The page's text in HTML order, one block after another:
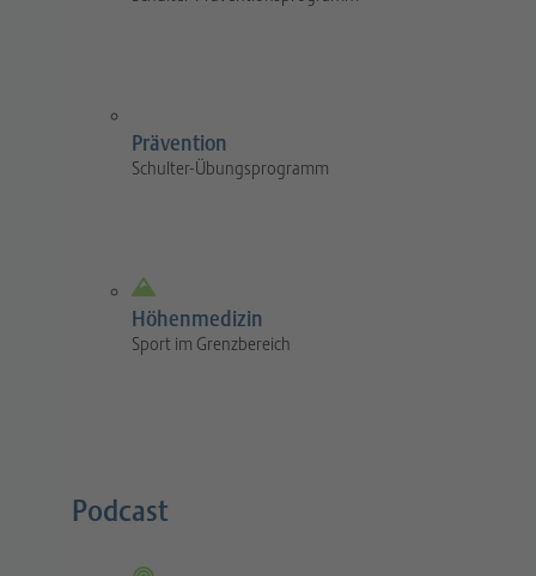
Prävention
Schulter-Übungsprogramm
Höhenmedizin
Sport im Grenzbereich
Podcast